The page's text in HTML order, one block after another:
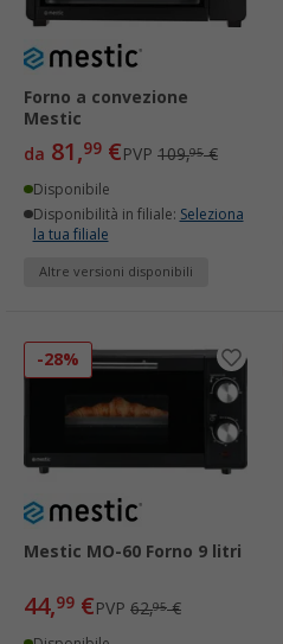
Forno a convezione
Mestic
da 81,99 €PVP 109,95€
Disponibile
Disponibilità in filiale: Seleziona
la tua filiale
Altre versioni disponibili
-28%
Mestic MO-60 Forno 9 litri
44,99 €PVP 62,95€